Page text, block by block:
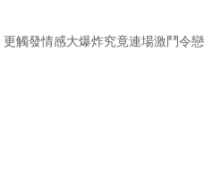
觸發情感大爆炸究竟連場激鬥令戀